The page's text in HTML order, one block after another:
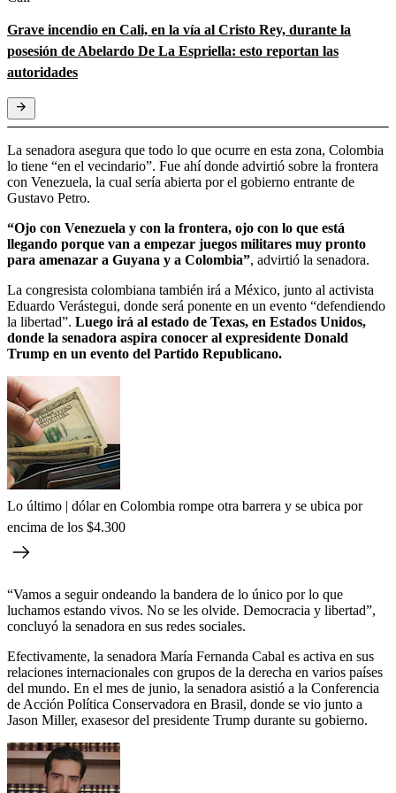
Grave incendio en Cali, en la vía al Cristo Rey, durante la
posesión de Abelardo De La Espriella: esto reportan las
autoridades
La senadora asegura que todo lo que ocurre en esta zona, Colombia
lo tiene “en el vecindario”. Fue ahí donde advirtió sobre la frontera
con Venezuela, la cual sería abierta por el gobierno entrante de
Gustavo Petro.
“Ojo con Venezuela y con la frontera, ojo con lo que está
llegando porque van a empezar juegos militares muy pronto
para amenazar a Guyana y a Colombia”, advirtió la senadora.
La congresista colombiana también irá a México, junto al activista
Eduardo Verástegui, donde será ponente en un evento “defendiendo
la libertad”. Luego irá al estado de Texas, en Estados Unidos,
donde la senadora aspira conocer al expresidente Donald
Trump en un evento del Partido Republicano.
Lo último | dólar en Colombia rompe otra barrera y se ubica por
encima de los $4.300
“Vamos a seguir ondeando la bandera de lo único por lo que
luchamos estando vivos. No se les olvide. Democracia y libertad”,
concluyó la senadora en sus redes sociales.
Efectivamente, la senadora María Fernanda Cabal es activa en sus
relaciones internacionales con grupos de la derecha en varios países
del mundo. En el mes de junio, la senadora asistió a la Conferencia
de Acción Política Conservadora en Brasil, donde se vio junto a
Jason Miller, exasesor del presidente Trump durante su gobierno.